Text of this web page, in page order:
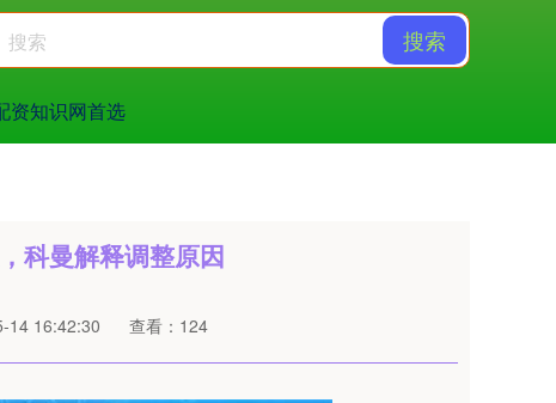
搜索
资知识网首选
科曼解释调整原因
14 16:42:30 查看：124